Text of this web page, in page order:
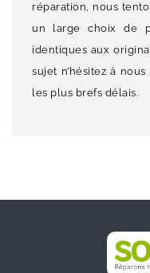
réparation, nous
un large choix de
identiques aux
sujet n’hésitez à
les plus brefs délais.